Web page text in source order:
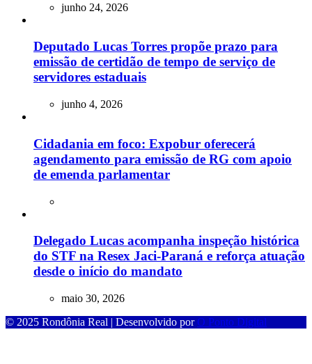
junho 24, 2026
Deputado Lucas Torres propõe prazo para
emissão de certidão de tempo de serviço de
servidores estaduais
junho 4, 2026
Cidadania em foco: Expobur oferecerá
agendamento para emissão de RG com apoio
de emenda parlamentar
Delegado Lucas acompanha inspeção histórica
do STF na Resex Jaci-Paraná e reforça atuação
desde o início do mandato
maio 30, 2026
© 2025 Rondônia Real | Desenvolvido por O Ponto Digital